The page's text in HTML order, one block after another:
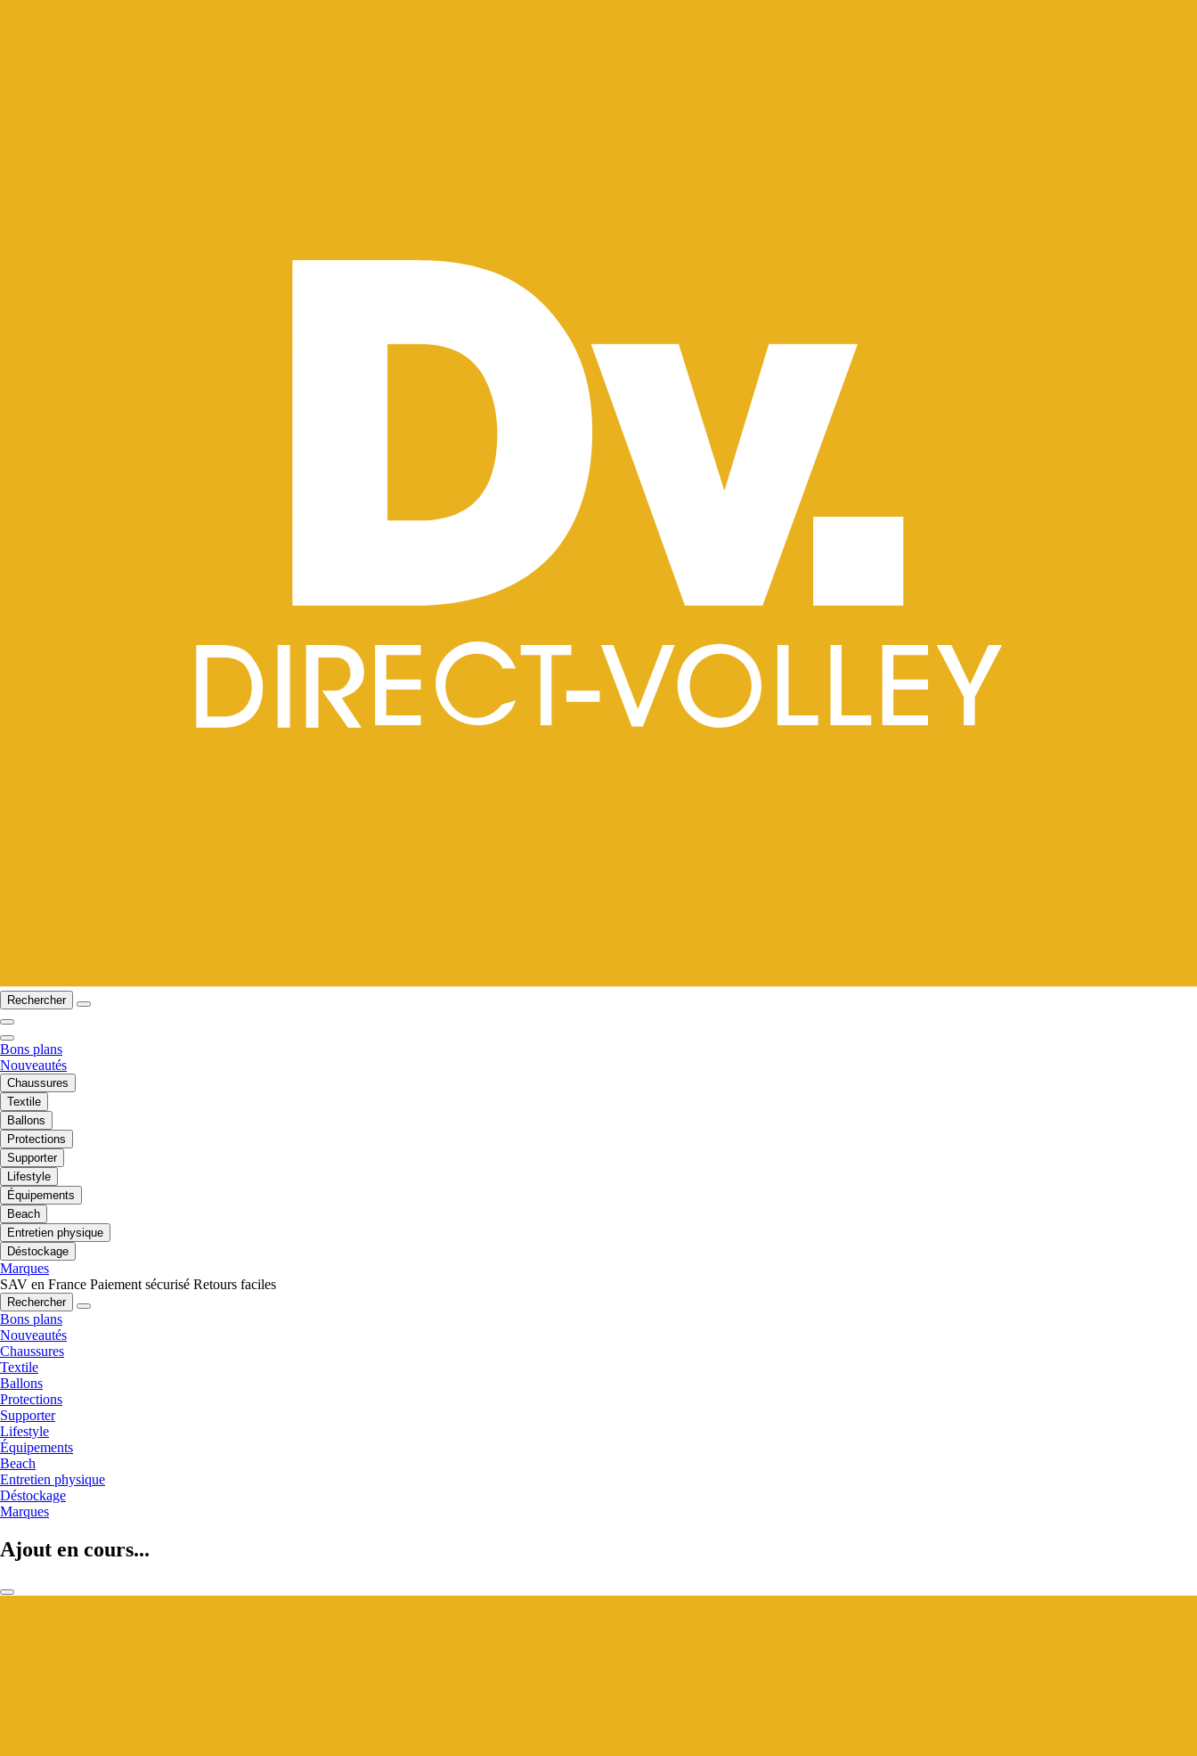
Rechercher
Bons plans
Nouveautés
Chaussures
Textile
Ballons
Protections
Supporter
Lifestyle
Équipements
Beach
Entretien physique
Déstockage
Marques
SAV en France Paiement sécurisé Retours faciles
Rechercher
Bons plans
Nouveautés
Chaussures
Textile
Ballons
Protections
Supporter
Lifestyle
Équipements
Beach
Entretien physique
Déstockage
Marques
Ajout en cours...